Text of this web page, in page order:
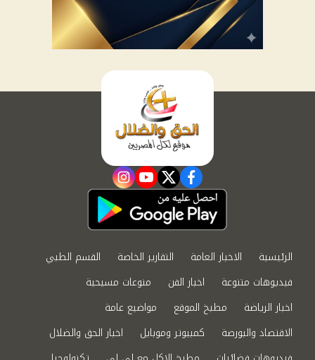
facebook
twitter
youtube
instagram
الرئيسية الاخبار العامة التقارير الخاصة
القسم الطبي
فيديوهات متنوعة
اخبار الفن
منوعات مسيحية
اخبار الرياضة
مطبخ الموقع
مواضيع عامة
الاقتصاد والبورصة
كمبيوتر وموبايل
اخبار الحق والضلال